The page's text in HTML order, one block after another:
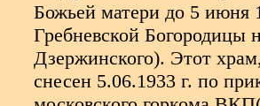
Божьей матери до 5 июня
Гребневской
Дзержинского). Этот
снесен 5.06.1933 г. по